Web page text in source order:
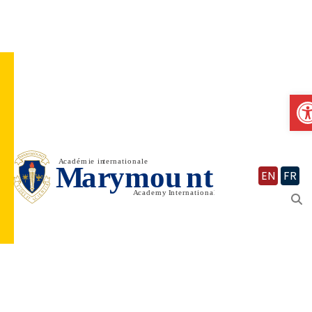
EN FR